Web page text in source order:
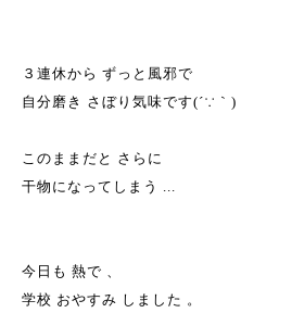
３連休から ずっと風邪で
自分磨き さぼり気味です(´∵｀)
このままだと さらに
干物になってしまう ...
今日も 熱で 、
学校 おやすみ しました 。